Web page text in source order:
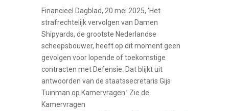
Financieel Dagblad, 20 mei 2025, ‘Het
strafrechtelijk vervolgen van Damen
Shipyards, de grootste Nederlandse
scheepsbouwer, heeft op dit moment geen
gevolgen voor lopende of toekomstige
contracten met Defensie. Dat blijkt uit
antwoorden van de staatssecretaris Gijs
Tuinman op Kamervragen.’ Zie de
Kamervragen